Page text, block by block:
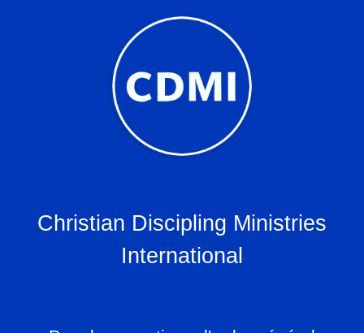
Christian Discipling Ministries
International